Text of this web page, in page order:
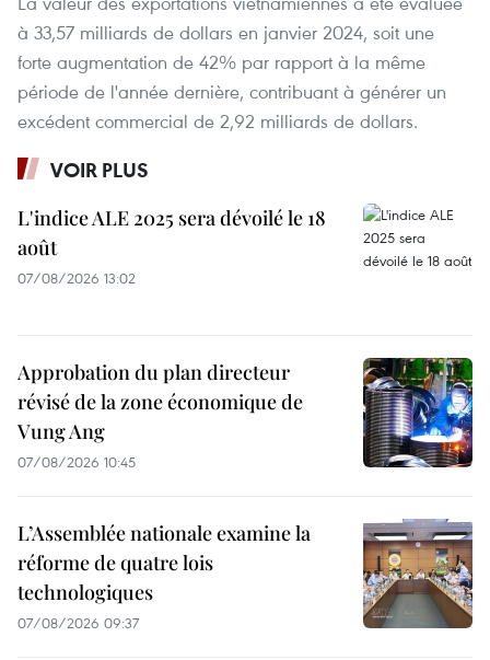
à 33,57 milliards de dollars en janvier 2024, soit une
forte augmentation de 42% par rapport à la même
période de l'année dernière, contribuant à générer un
excédent commercial de 2,92 milliards de dollars.
VOIR PLUS
L'indice ALE 2025 sera dévoilé le 18
août
07/08/2026 13:02
Approbation du plan directeur
révisé de la zone économique de
Vung Ang
07/08/2026 10:45
L’Assemblée nationale examine la
réforme de quatre lois
technologiques
07/08/2026 09:37